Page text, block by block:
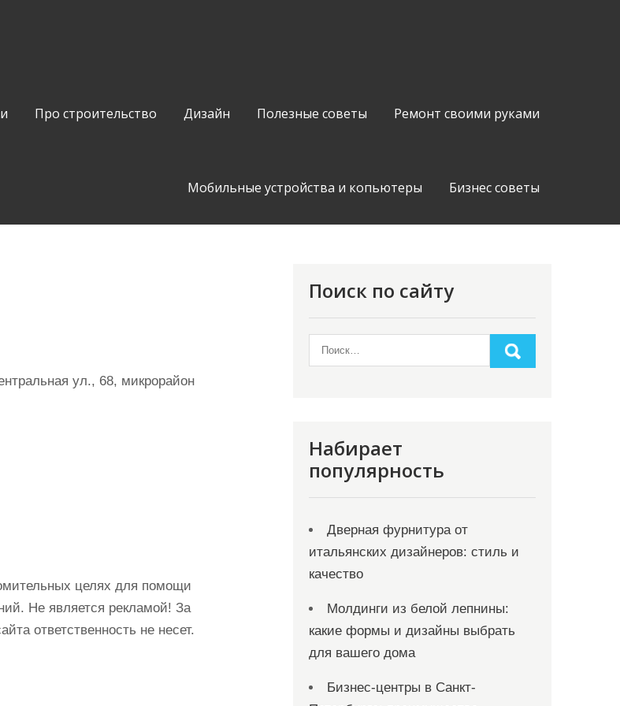
Про строительство Дизайн Полезные советы Ремонт своими руками
Мобильные устройства и копьютеры Бизнес советы
ул., 68, микрорайон
целях для помощи
Не является рекламой! За
ответственность не несет.
Поиск по сайту
Набирает
популярность
Дверная фурнитура от
итальянских дизайнеров: стиль и
качество
Молдинги из белой лепнины:
какие формы и дизайны выбрать
для вашего дома
Бизнес-центры в Санкт-